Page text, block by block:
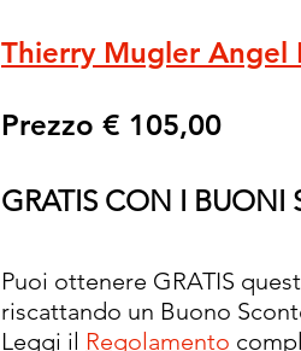
Thierry Mugler Angel
Prezzo € 105,00
GRATIS CON I BUONI
Puoi ottenere GRATIS
riscattando un Buono
Leggi il Regolamento